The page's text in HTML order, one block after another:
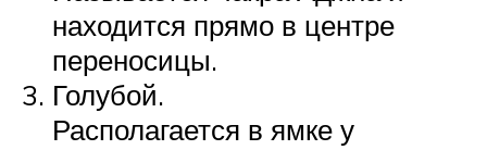
находится прямо в центре
переносицы.
Голубой.
Располагается в ямке у